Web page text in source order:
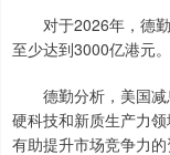
对于2026年，德勤
至少达到3000亿港元。
德勤分析，美国减
硬科技和新质生产力
有助提升市场竞争力